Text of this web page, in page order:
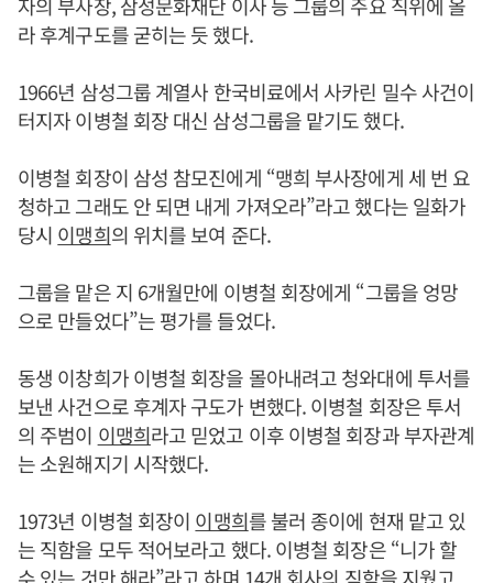
라 후계구도를 굳히는 듯 했다.
1966년 삼성그룹 계열사 한국비료에서 사카린 밀수 사건이
터지자 이병철 회장 대신 삼성그룹을 맡기도 했다.
이병철 회장이 삼성 참모진에게 “맹희 부사장에게 세 번 요
청하고 그래도 안 되면 내게 가져오라”라고 했다는 일화가
당시 이맹희의 위치를 보여 준다.
그룹을 맡은 지 6개월만에 이병철 회장에게 “그룹을 엉망
으로 만들었다”는 평가를 들었다.
동생 이창희가 이병철 회장을 몰아내려고 청와대에 투서를
보낸 사건으로 후계자 구도가 변했다. 이병철 회장은 투서
의 주범이 이맹희라고 믿었고 이후 이병철 회장과 부자관계
는 소원해지기 시작했다.
1973년 이병철 회장이 이맹희를 불러 종이에 현재 맡고 있
는 직함을 모두 적어보라고 했다. 이병철 회장은 “니가 할